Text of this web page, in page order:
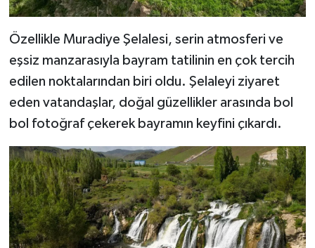
Özellikle Muradiye Şelalesi, serin atmosferi ve
eşsiz manzarasıyla bayram tatilinin en çok tercih
edilen noktalarından biri oldu. Şelaleyi ziyaret
eden vatandaşlar, doğal güzellikler arasında bol
bol fotoğraf çekerek bayramın keyfini çıkardı.